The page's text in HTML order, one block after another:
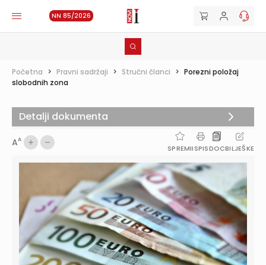
NN 85/2026
Početna > Pravni sadržaji > Stručni članci > Porezni položaj
slobodnih zona
AA
SPREMIISPISDOCBILJEŠKE
Detalji dokumenta